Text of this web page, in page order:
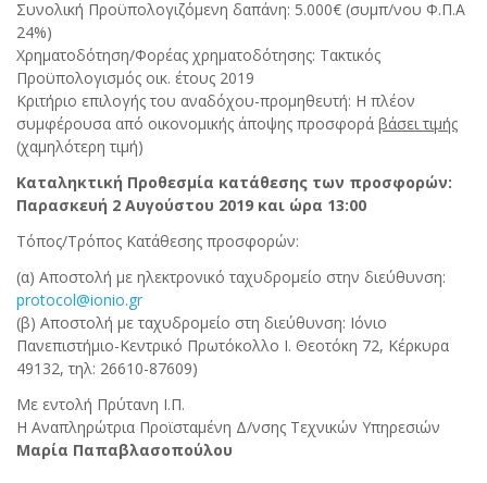
Συνολική Προϋπολογιζόμενη δαπάνη: 5.000€ (συμπ/νου Φ.Π.Α
24%)
Χρηματοδότηση/Φορέας χρηματοδότησης: Τακτικός
Προϋπολογισμός οικ. έτους 2019
Κριτήριο επιλογής του αναδόχου-προμηθευτή: Η πλέον
συμφέρουσα από οικονομικής άποψης προσφορά βάσει τιμής
(χαμηλότερη τιμή)
Καταληκτική Προθεσμία κατάθεσης των προσφορών:
Παρασκευή 2 Αυγούστου 2019 και ώρα 13:00
Τόπος/Τρόπος Κατάθεσης προσφορών:
(α) Αποστολή με ηλεκτρονικό ταχυδρομείο στην διεύθυνση:
protocol@ionio.gr
(β) Αποστολή με ταχυδρομείο στη διεύθυνση: Ιόνιο
Πανεπιστήμιο-Κεντρικό Πρωτόκολλο Ι. Θεοτόκη 72, Κέρκυρα
49132, τηλ: 26610-87609)
Με εντολή Πρύτανη Ι.Π.
Η Αναπληρώτρια Προϊσταμένη Δ/νσης Τεχνικών Υπηρεσιών
Μαρία Παπαβλασοπούλου